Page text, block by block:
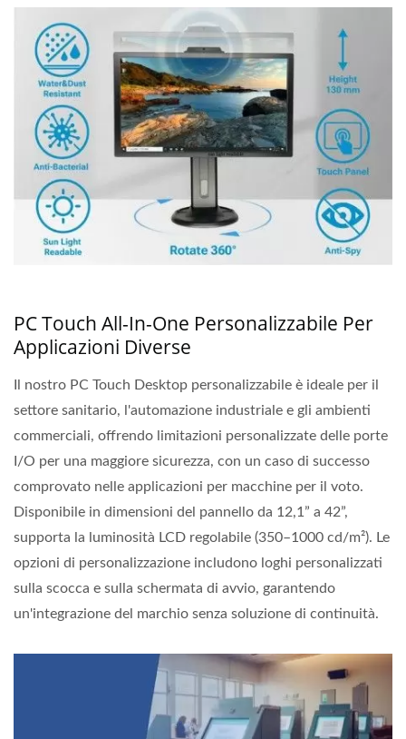
PC Touch All-In-One Personalizzabile Per
Applicazioni Diverse
Il nostro PC Touch Desktop personalizzabile è ideale per il
settore sanitario, l'automazione industriale e gli ambienti
commerciali, offrendo limitazioni personalizzate delle porte
I/O per una maggiore sicurezza, con un caso di successo
comprovato nelle applicazioni per macchine per il voto.
Disponibile in dimensioni del pannello da 12,1” a 42”,
supporta la luminosità LCD regolabile (350–1000 cd/m²). Le
opzioni di personalizzazione includono loghi personalizzati
sulla scocca e sulla schermata di avvio, garantendo
un'integrazione del marchio senza soluzione di continuità.